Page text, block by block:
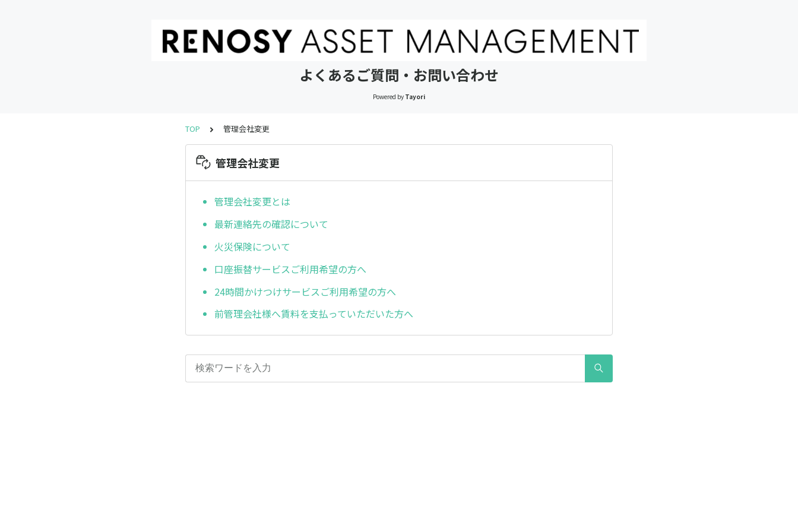
よくあるご質問・お問い合わせ
Powered by Tayori
TOP 管理会社変更
管理会社変更
管理会社変更とは
最新連絡先の確認について
火災保険について
口座振替サービスご利用希望の方へ
24時間かけつけサービスご利用希望の方へ
前管理会社様へ賃料を支払っていただいた方へ